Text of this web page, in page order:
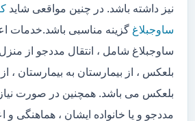
نیز داشته باشد. در چنین مواقعی شاید
ساوجبلاغ گزینه مناسبی باشد.خدمات
ساوجبلاغ شامل ، انتقال مددجو از
بلعکس ، از بیمارستان به بیمارستان ،
بلعکس می باشد. همچنین در صورت
مددجو و یا خانواده ایشان ، هماهنگی و